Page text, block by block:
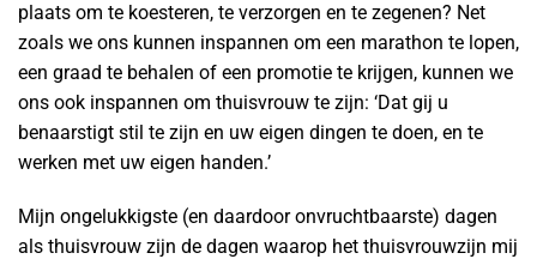
plaats om te koesteren, te verzorgen en te zegenen? Net
zoals we ons kunnen inspannen om een marathon te lopen,
een graad te behalen of een promotie te krijgen, kunnen we
ons ook inspannen om thuisvrouw te zijn: ‘Dat gij u
benaarstigt stil te zijn en uw eigen dingen te doen, en te
werken met uw eigen handen.’
Mijn ongelukkigste (en daardoor onvruchtbaarste) dagen
als thuisvrouw zijn de dagen waarop het thuisvrouwzijn mij